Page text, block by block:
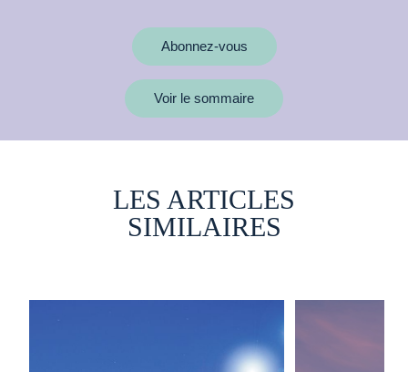
Abonnez-vous
Voir le sommaire
LES ARTICLES
SIMILAIRES